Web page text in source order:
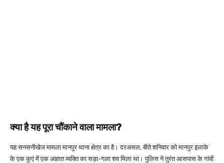
क्या है यह पूरा चौंकाने वाला मामला?
यह सनसनीखेज मामला मानपुर थाना क्षेत्र का है। दरअसल, बीते शनिवार को मानपुर इलाके
के एक कुएं में एक अज्ञात व्यक्ति का सड़ा-गला शव मिला था। पुलिस ने तुरंत आसपास के गांवों